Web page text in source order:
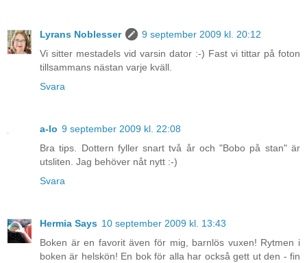
Lyrans Noblesser
9 september 2009 kl. 20:12
Vi sitter mestadels vid varsin dator :-) Fast vi tittar på foton
tillsammans nästan varje kväll.
Svara
a-lo 9 september 2009 kl. 22:08
Bra tips. Dottern fyller snart två år och "Bobo på stan" är
utsliten. Jag behöver nåt nytt :-)
Svara
Hermia Says 10 september 2009 kl. 13:43
Boken är en favorit även för mig, barnlös vuxen! Rytmen i
boken är helskön! En bok för alla har också gett ut den - fin